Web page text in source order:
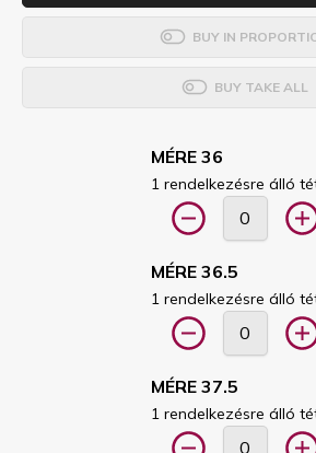
BUY IN
BUY TAKE ALL
MÉRE 36
1 rendelkezésre álló
MÉRE 36.5
1 rendelkezésre álló
MÉRE 37.5
1 rendelkezésre álló